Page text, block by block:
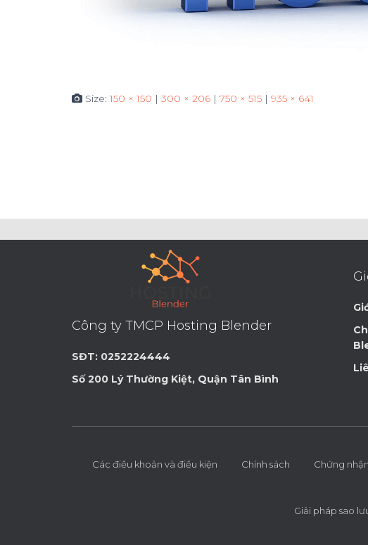
Size:150 × 150 | 300 × 206 | 750 × 515 | 935 × 641
Công ty TMCP Hosting Blender
SĐT: 0252224444
Số 200 Lý Thường Kiệt, Quận Tân Bình
Các điều khoản và điều kiện Chính sách Chứng nhận
Giải pháp sao